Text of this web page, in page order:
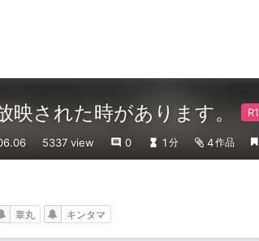
された時があります。
5337 view 0 1 分 4作品
睾丸 キンタマ